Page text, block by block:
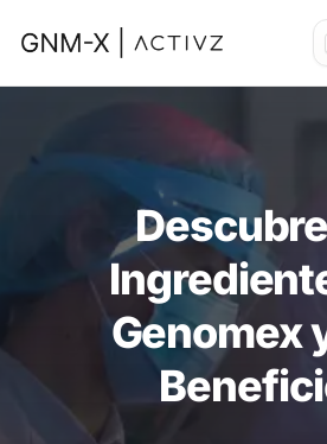
Genomex